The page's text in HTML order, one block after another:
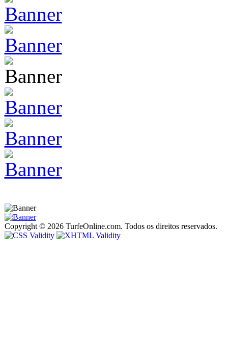
Copyright © 2026 TurfeOnline.com. Todos os direitos reservados.